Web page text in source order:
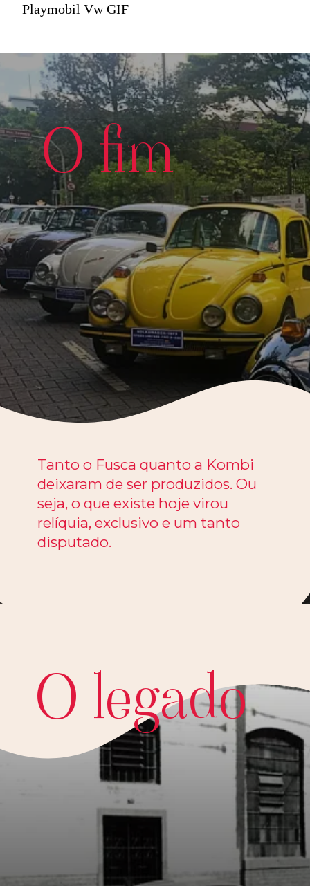
Playmobil Vw GIF
Tanto o Fusca quanto a Kombi
deixaram de ser produzidos. Ou
seja, o que existe hoje virou
relíquia, exclusivo e um tanto
disputado.
O fim
O legado